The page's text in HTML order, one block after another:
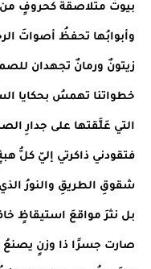
بيوتٌ متلاصقةٌ كحروفٍ
وأبوابُها تحفظُ أصواتَ
زيتونٌ ورمانٌ تجهدان
خطواتنا تهمسُ بحكايا
التي عَلَّقتها على جدارِ
فتقودني ذاكرتي إليّ كلُّ
شقوقِ الطريقِ والنورُ
بل نثرَ مواقعَ استيقاظٍ
صارت جسرًا ذا وزنٍ يصنعُ